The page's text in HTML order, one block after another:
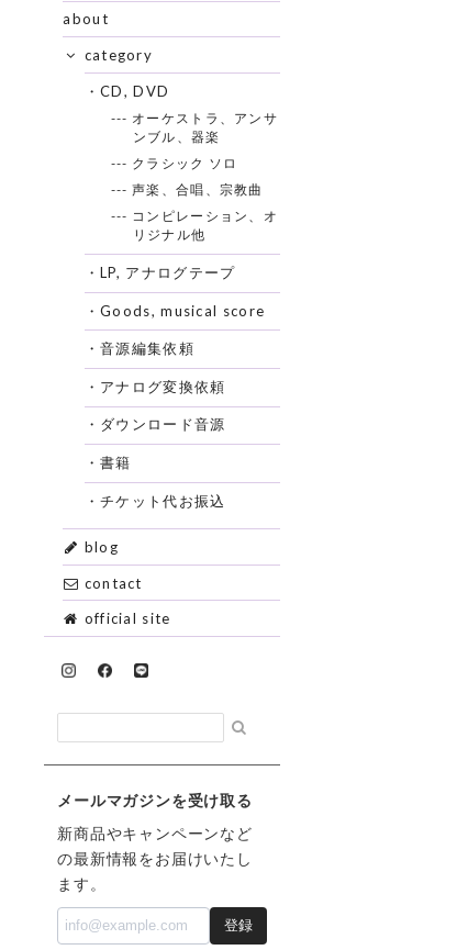
about
category
・CD, DVD
--- オーケストラ、アンサ
ンブル、器楽
--- クラシック ソロ
--- 声楽、合唱、宗教曲
--- コンピレーション、オ
リジナル他
・LP, アナログテープ
・Goods, musical score
・音源編集依頼
・アナログ変換依頼
・ダウンロード音源
・書籍
・チケット代お振込
blog
contact
official site
メールマガジンを受け取る
新商品やキャンペーンなど
の最新情報をお届けいたし
ます。
登録